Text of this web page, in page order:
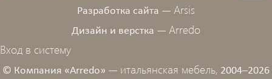
Разработка сайта — Arsis
Дизайн и верстка — Arredo
Вход в систему
© Компания «Arredo» — итальянская мебель, 2004–2026